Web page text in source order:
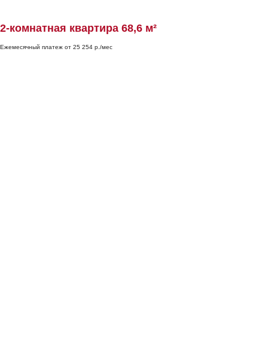
2-комнатная квартира 68,6 м²
Ежемесячный платеж от 25 254 р./мес